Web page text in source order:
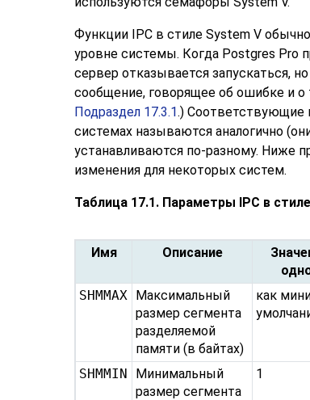
Функции IPC в стиле System V
уровне системы. Когда Postgres Pro
сервер отказывается запускаться,
сообщение, говорящее об ошибке и о
Подраздел 17.3.1.) Соответствующие
системах называются аналогично
устанавливаются по-разному. Ниже
изменения для некоторых систем.
Таблица 17.1. Параметры IPC в стиле
Имя Описание
SHMMAX
Максимальный
размер сегмента
разделяемой
памяти (в байтах)
как
SHMMIN
Минимальный
размер сегмента
1